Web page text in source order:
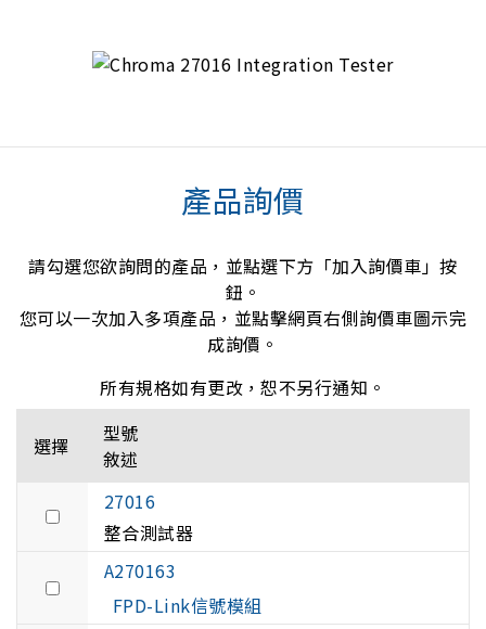
產品詢價
請勾選您欲詢問的產品，並點選下方「加入詢價車」按
鈕。
您可以一次加入多項產品，並點擊網頁右側詢價車圖示完
成詢價。
所有規格如有更改，恕不另行通知。
選擇
型號
敘述
27016
整合測試器
A270163
FPD-Link信號模組